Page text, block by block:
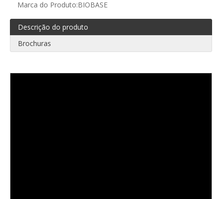
Marca do Produto:BIOBASE
Descrição do produto
Brochuras